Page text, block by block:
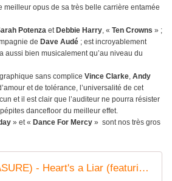
meilleur opus de sa très belle carrière entamée
Potenza et Debbie Harry, « Ten Crowns » ;
de Dave Audé ; est incroyablement
aussi bien musicalement qu’au niveau du
sans complice Vince Clarke, Andy
et de tolérance, l’universalité de cet
et il est clair que l’auditeur ne pourra résister
dancefloor du meilleur effet.
» et « Dance For Mercy » sont nos très gros
ANDY BELL (ERASURE) - Heart's a Liar (featuring Debbie Harry) [Official Video]